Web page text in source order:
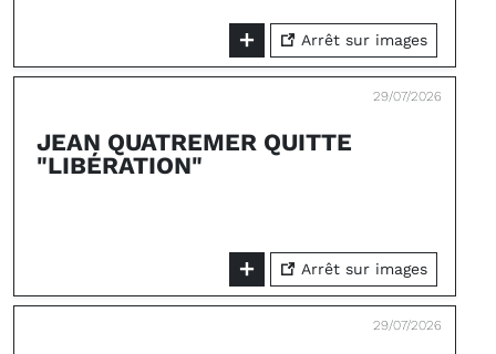
Arrêt sur images
29/07/2026
JEAN QUATREMER QUITTE
"LIBÉRATION"
Arrêt sur images
29/07/2026